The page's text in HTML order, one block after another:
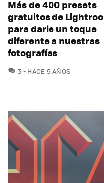
Más de 400 presets
gratuitos de
para darle un toque
diferente a nuestras
fotografías
3 COMENTARIOS
HACE 5 AÑOS